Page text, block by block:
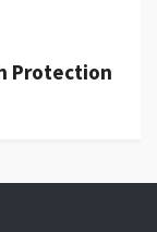
Protection